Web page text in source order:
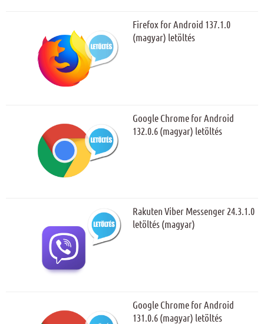
Firefox for Android 137.1.0
(magyar) letöltés
Google Chrome for Android
132.0.6 (magyar) letöltés
Rakuten Viber Messenger 24.3.1.0
letöltés (magyar)
Google Chrome for Android
131.0.6 (magyar) letöltés